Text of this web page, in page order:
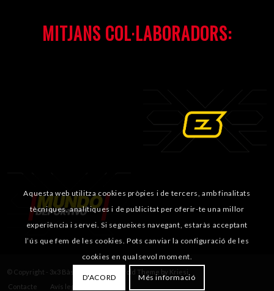
MITJANS COL·LABORADORS:
© Copyright - 3x3 Bàsquet Català
Enfold Theme by Kriesi
Contacte
Avís legal
Aquesta web utilitza cookies pròpies i de tercers, amb finalitats
tècniques, analítiques i de publicitat per oferir-te una millor
experiència i servei. Si segueixes navegant, estaràs acceptant
l’ús que fem de les cookies. Pots canviar la configuració de les
cookies en qualsevol moment.
D'ACORD Més informació